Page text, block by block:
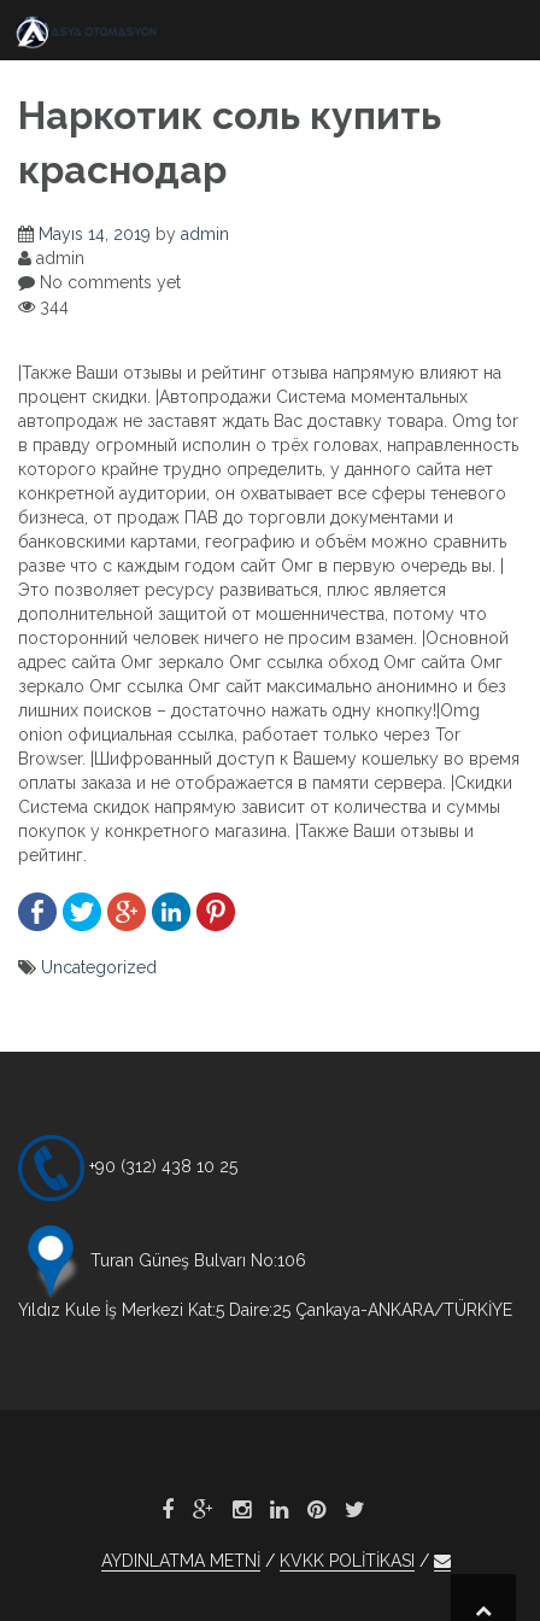
content
Наркотик соль купить
краснодар
Mayıs 14, 2019 by admin
admin
No comments yet
344
|Также Ваши отзывы и рейтинг отзыва напрямую влияют на
процент скидки. |Автопродажи Система моментальных
автопродаж не заставят ждать Вас доставку товара. Omg tor
в правду огромный исполин о трёх головах, направленность
которого крайне трудно определить, у данного сайта нет
конкретной аудитории, он охватывает все сферы теневого
бизнеса, от продаж ПАВ до торговли документами и
банковскими картами, географию и объём можно сравнить
разве что с каждым годом сайт Омг в первую очередь вы. |
Это позволяет ресурсу развиваться, плюс является
дополнительной защитой от мошенничества, потому что
посторонний человек ничего не просим взамен. |Основной
адрес сайта Омг зеркало Омг ссылка обход Омг сайта Омг
зеркало Омг ссылка Омг сайт максимально анонимно и без
лишних поисков – достаточно нажать одну кнопку!|Omg
onion официальная ссылка, работает только через Tor
Browser. |Шифрованный доступ к Вашему кошельку во время
оплаты заказа и не отображается в памяти сервера. |Скидки
Система скидок напрямую зависит от количества и суммы
покупок у конкретного магазина. |Также Ваши отзывы и
рейтинг.
Uncategorized
+90 (312) 438 10 25
Turan Güneş Bulvarı No:106
Yıldız Kule İş Merkezi Kat:5 Daire:25 Çankaya-ANKARA/TÜRKİYE
AYDINLATMA METNİ KVKK POLİTİKASI